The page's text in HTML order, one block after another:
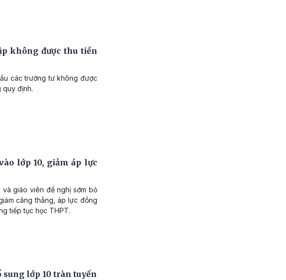
không được thu tiền
các trường tư không được
quy định.
lớp 10, giảm áp lực
và giáo viên đề nghị sớm bỏ
căng thẳng, áp lực đồng
tiếp tục học THPT.
sung lớp 10 tràn tuyến